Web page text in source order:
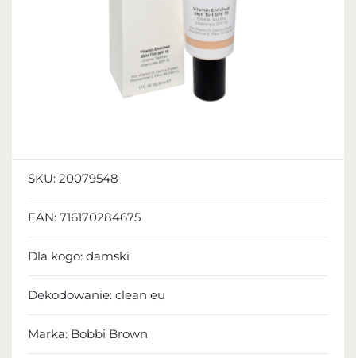
SKU: 20079548
EAN: 716170284675
Dla kogo: damski
Dekodowanie: clean eu
Marka: Bobbi Brown